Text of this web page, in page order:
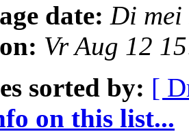
date: Di mei
Vr Aug 12
sorted by: [
on this list...